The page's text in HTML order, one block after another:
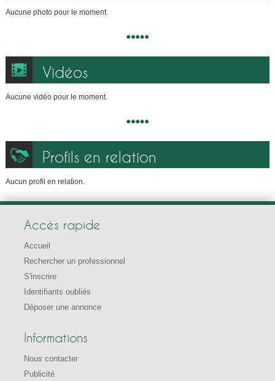
Aucune photo pour le moment.
Vidéos
Aucune vidéo pour le moment.
Profils en relation
Aucun profil en relation.
Accès rapide
Accueil
Rechercher un professionnel
S'inscrire
Identifiants oubliés
Déposer une annonce
Informations
Nous contacter
Publicité